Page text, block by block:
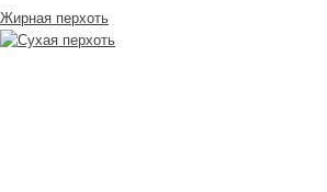
Жирная перхоть